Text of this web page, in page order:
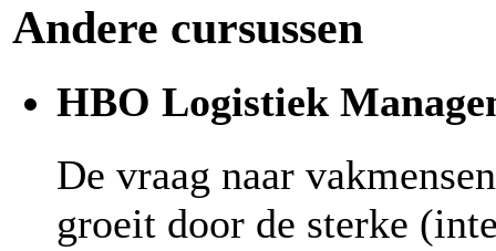
Andere cursussen
HBO Logistiek
De vraag naar
groeit door de sterke